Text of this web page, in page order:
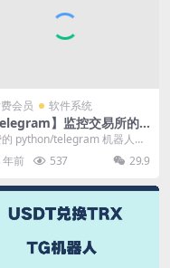
会员 软件系统
】监控交易所的
货币交易
的 python/telegram 机器人，
松执行和监控多个交易所的加
年前 537 29.9